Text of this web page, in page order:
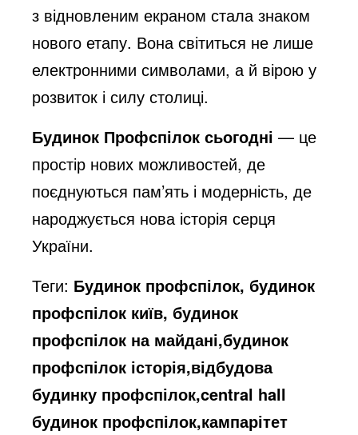
з відновленим екраном стала знаком
нового етапу. Вона світиться не лише
електронними символами, а й вірою у
розвиток і силу столиці.
Будинок Профспілок сьогодні — це
простір нових можливостей, де
поєднуються пам’ять і модерність, де
народжується нова історія серця
України.
Теги: Будинок профспілок, будинок
профспілок київ, будинок
профспілок на майдані,будинок
профспілок історія,відбудова
будинку профспілок,central hall
будинок профспілок,кампарітет